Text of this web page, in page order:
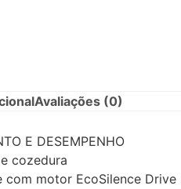
Avaliações (0)
E DESEMPENHO
cozedura
com motor EcoSilence Drive